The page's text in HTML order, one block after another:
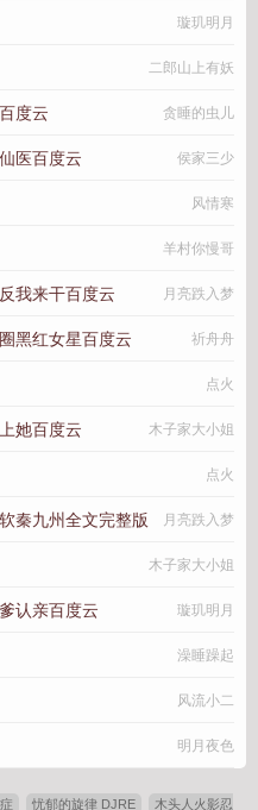
璇玑明月
二郎山上有妖
度云 贪睡的虫儿
医百度云 侯家三少
风情寒
羊村你慢哥
我来干百度云 月亮跌入梦
黑红女星百度云 祈舟舟
点火
她百度云 木子家大小姐
点火
秦九州全文完整版 月亮跌入梦
木子家大小姐
认亲百度云 璇玑明月
澡睡躁起
风流小二
明月夜色
忧郁的旋律 DJRE 木头人火影忍